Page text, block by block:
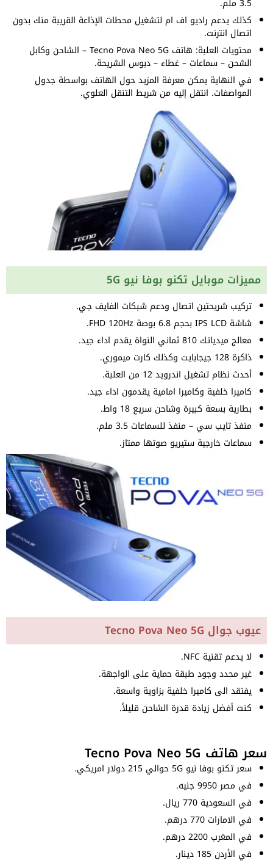
كذلك يدعم راديو اف ام لتشغيل محطات الإذاعة القريبة منك بدون
اتصال انترنت.
محتويات العلبة: هاتف Tecno Pova Neo 5G – الشاحن وكابل
الشحن – سماعات – غطاء – دبوس الشريحة.
في النهاية يمكن معرفة المزيد حول الهاتف بواسطة جدول
المواصفات. انتقل إليه من شريط التنقل العلوي.
مميزات موبايل تكنو بوفا نيو 5G
تركيب شريحتين اتصال ودعم شبكات الفايف جي.
شاشة IPS LCD بحجم 6.8 بوصة FHD 120Hz.
معالج ميدياتك 810 ثماني النواة يقدم اداء جيد.
ذاكرة 128 جيجابايت وكذلك كارت ميموري.
أحدث نظام تشغيل اندرويد 12 من العلبة.
كاميرا خلفية وكاميرا امامية يقدمون اداء جيد.
بطارية بسعة كبيرة وشاحن سريع 18 واط.
منفذ تايب سي – منفذ للسماعات 3.5 ملم.
سماعات خارجية ستيريو صوتها ممتاز.
عيوب جوال Tecno Pova Neo 5G
لا يدعم تقنية NFC.
غير محدد وجود طبقة حماية على الواجهة.
يفتقد الى كاميرا خلفية بزاوية واسعة.
كنت أفضل زيادة قدرة الشاحن قليلاً.
سعر هاتف Tecno Pova Neo 5G
سعر تكنو بوفا نيو 5G حوالي 215 دولار امريكي.
في مصر 9950 جنيه.
في السعودية 770 ريال.
في الامارات 770 درهم.
في المغرب 2200 درهم.
في الأردن 185 دينار.